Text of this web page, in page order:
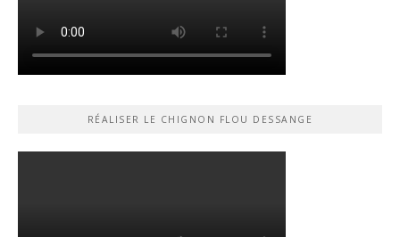
RÉALISER LE CHIGNON FLOU DESSANGE